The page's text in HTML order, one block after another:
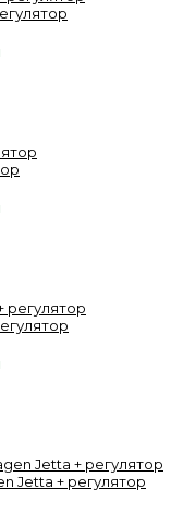
Jetta + регулятор